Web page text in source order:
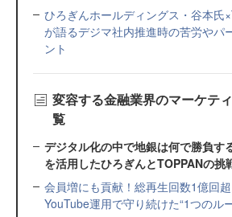
ひろぎんホールディングス・谷本氏
が語るデジマ社内推進時の苦労やパ
ント
変容する金融業界のマーケテ
覧
デジタル化の中で地銀は何で勝負す
を活用したひろぎんとTOPPANの挑
会員増にも貢献！総再生回数1億回
YouTube運用で守り続けた“1つのル